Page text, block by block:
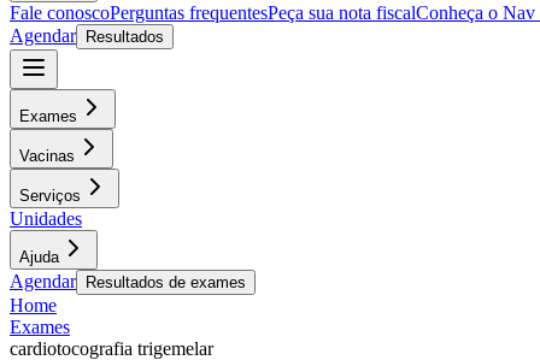
Fale conoscoPerguntas frequentesPeça sua nota fiscalConheça o Nav
Agendar
Resultados
Exames
Vacinas
Serviços
Unidades
Ajuda
Agendar Resultados de exames
Home
Exames
cardiotocografia trigemelar